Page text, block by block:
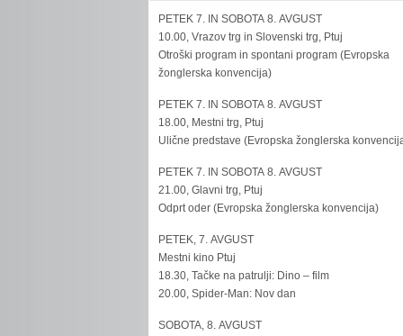
PETEK 7. IN SOBOTA 8. AVGUST
10.00, Vrazov trg in Slovenski trg, Ptuj
Otroški program in spontani program (Evropska
žonglerska konvencija)
PETEK 7. IN SOBOTA 8. AVGUST
18.00, Mestni trg, Ptuj
Ulične predstave (Evropska žonglerska
PETEK 7. IN SOBOTA 8. AVGUST
21.00, Glavni trg, Ptuj
Odprt oder (Evropska žonglerska konvencija)
PETEK, 7. AVGUST
Mestni kino Ptuj
18.30, Tačke na patrulji: Dino – film
20.00, Spider-Man: Nov dan
SOBOTA, 8. AVGUST